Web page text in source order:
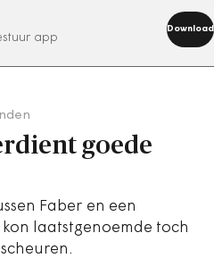
app
Download
nu
goede
Faber en een
laatstgenoemde toch